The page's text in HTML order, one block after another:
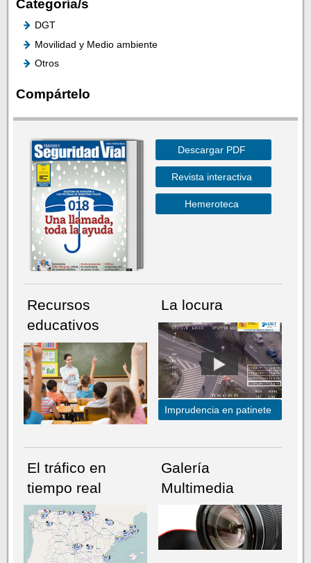
Categoría/s
DGT
Movilidad y Medio ambiente
Otros
Compártelo
Descargar PDF
Revista interactiva
Hemeroteca
Recursos
educativos
La locura
Imprudencia en patinete
El tráfico en
tiempo real
Galería
Multimedia